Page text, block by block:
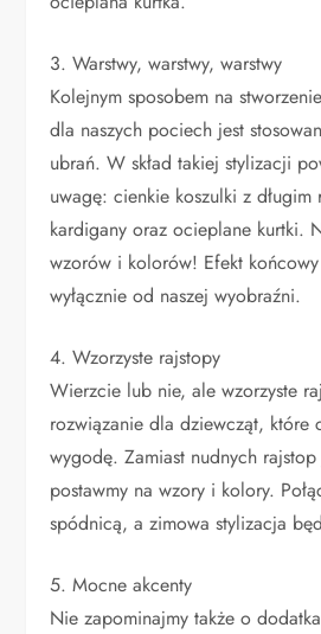
3. Warstwy, warstwy, warstwy
Kolejnym sposobem na
dla naszych pociech jest
ubrań. W skład takiej stylizacji
uwagę: cienkie koszulki z długim
kardigany oraz ocieplane kurtki.
wzorów i kolorów! Efekt
wyłącznie od naszej wyobraźni.
4. Wzorzyste rajstopy
Wierzcie lub nie, ale wzorzyste
rozwiązanie dla dziewcząt, które
wygodę. Zamiast nudnych
postawmy na wzory i kolory.
spódnicą, a zimowa stylizacja
5. Mocne akcenty
Nie zapominajmy także o